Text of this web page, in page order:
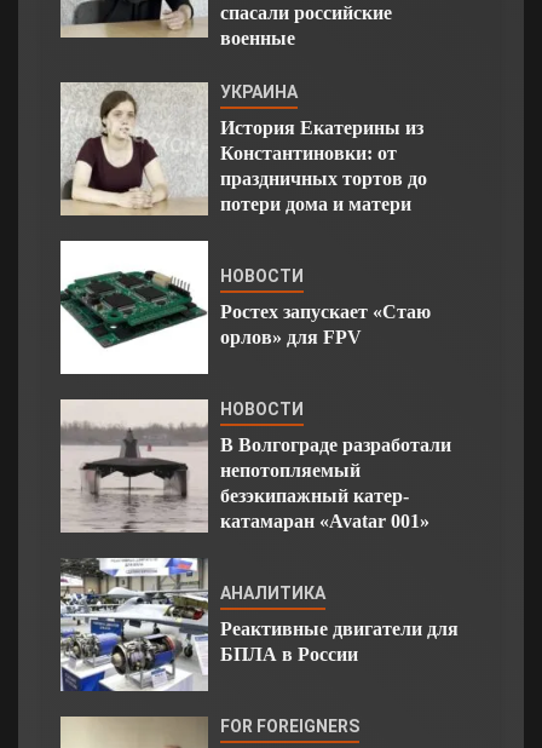
спасали российские
военные
УКРАИНА
История Екатерины из
Константиновки: от
праздничных тортов до
потери дома и матери
НОВОСТИ
Ростех запускает «Стаю
орлов» для FPV
НОВОСТИ
В Волгограде разработали
непотопляемый
безэкипажный катер-
катамаран «Avatar 001»
АНАЛИТИКА
Реактивные двигатели для
БПЛА в России
FOR FOREIGNERS